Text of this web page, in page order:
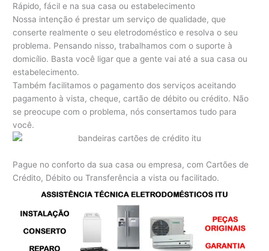
Rápido, fácil e na sua casa ou estabelecimento
Nossa intenção é prestar um serviço de qualidade, que
conserte realmente o seu eletrodoméstico e resolva o seu
problema. Pensando nisso, trabalhamos com o suporte à
domicílio. Basta você ligar que a gente vai até a sua casa ou
estabelecimento.
Também facilitamos o pagamento dos serviços aceitando
pagamento à vista, cheque, cartão de débito ou crédito. Não
se preocupe com o problema, nós consertamos tudo para
você.
Pague no conforto da sua casa ou empresa, com Cartões de
Crédito, Débito ou Transferência a vista ou facilitado.